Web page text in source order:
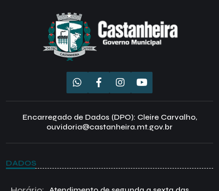
Encarregado de Dados (DPO): Cleire Carvalho,
ouvidoria@castanheira.mt.gov.br
DADOS